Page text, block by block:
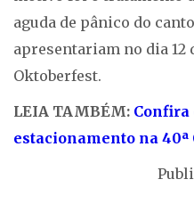
aguda de pânico do
apresentariam no dia 12
Oktoberfest.
LEIA TAMBÉM: Confira
estacionamento na